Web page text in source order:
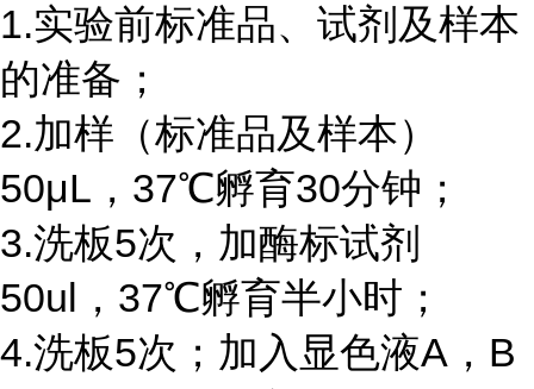
1.实验前标准品、试剂及样本
的准备；
2.加样（标准品及样本）
50μL，37℃孵育30分钟；
3.洗板5次，加酶标试剂
50ul，37℃孵育半小时；
4.洗板5次；加入显色液A，B